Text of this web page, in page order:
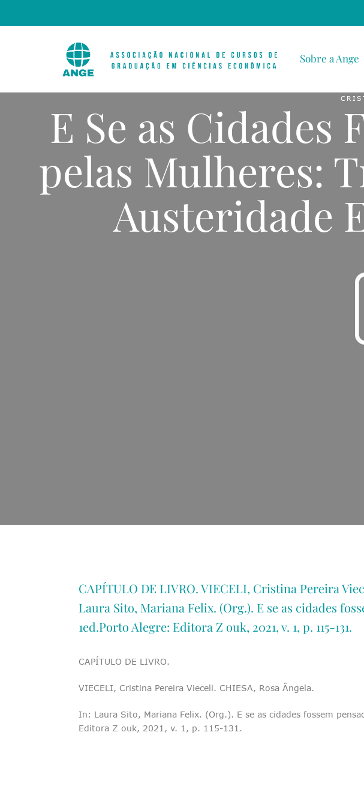
Sobre a Ange
E Se as Cidades
pelas Mulheres:
Austeridade
CAPÍTULO DE LIVRO. VIECELI, Cristina Pereira
Laura Sito, Mariana Felix. (Org.). E se as cidades
1ed.Porto Alegre: Editora Z ouk, 2021, v. 1, p. 115-131.
CAPÍTULO DE LIVRO.
VIECELI, Cristina Pereira Vieceli. CHIESA, Rosa Ângela.
In: Laura Sito, Mariana Felix. (Org.). E se as cidades fossem
Editora Z ouk, 2021, v. 1, p. 115-131.